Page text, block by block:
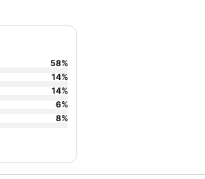
58%
14%
14%
6%
8%